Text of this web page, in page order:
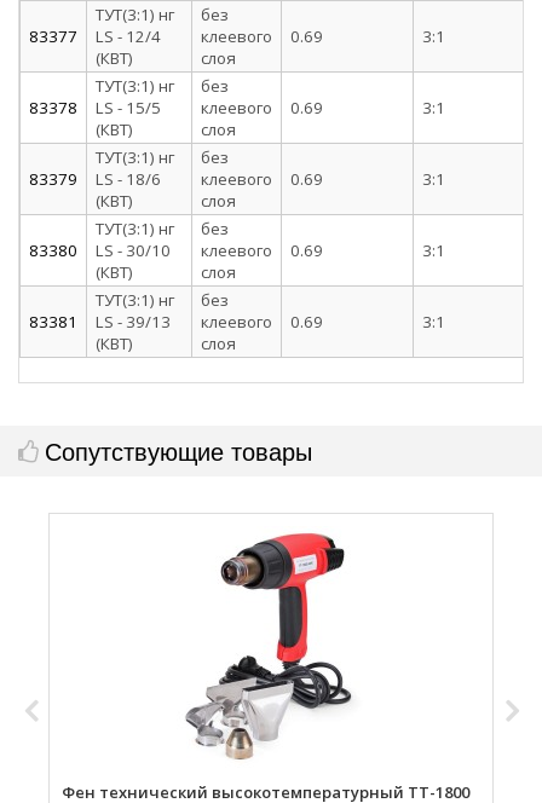
83377
ТУТ(3:1) нг
LS - 12/4
(КВТ)
без
клеевого
слоя
0.69 3:1
83378
ТУТ(3:1) нг
LS - 15/5
(КВТ)
без
клеевого
слоя
0.69 3:1
83379
ТУТ(3:1) нг
LS - 18/6
(КВТ)
без
клеевого
слоя
0.69 3:1
83380
ТУТ(3:1) нг
LS - 30/10
(КВТ)
без
клеевого
слоя
0.69 3:1
83381
ТУТ(3:1) нг
LS - 39/13
(КВТ)
без
клеевого
слоя
0.69 3:1
Сопутствующие товары
Фен технический высокотемпературный ТТ-1800